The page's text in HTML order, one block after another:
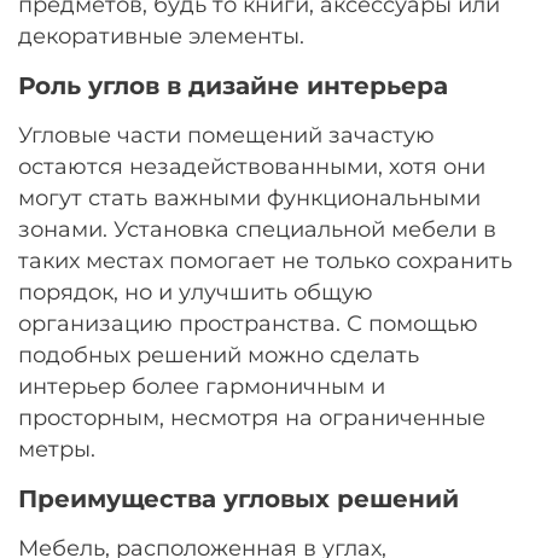
декоративные элементы.
Роль углов в дизайне интерьера
Угловые части помещений зачастую
остаются незадействованными, хотя они
могут стать важными функциональными
зонами. Установка специальной мебели в
таких местах помогает не только сохранить
порядок, но и улучшить общую
организацию пространства. С помощью
подобных решений можно сделать
интерьер более гармоничным и
просторным, несмотря на ограниченные
метры.
Преимущества угловых решений
Мебель, расположенная в углах,